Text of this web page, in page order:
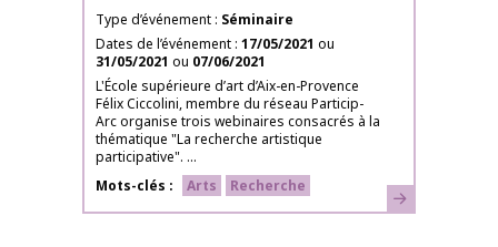
Type d’événement Séminaire
Dates de l’événement 17/05/2021 ou
31/05/2021 ou 07/06/2021
L'École supérieure d’art d’Aix-en-Provence
Félix Ciccolini, membre du réseau Particip-
Arc organise trois webinaires consacrés à la
thématique "La recherche artistique
participative". ...
Mots-clés
Arts Recherche En savoir plus